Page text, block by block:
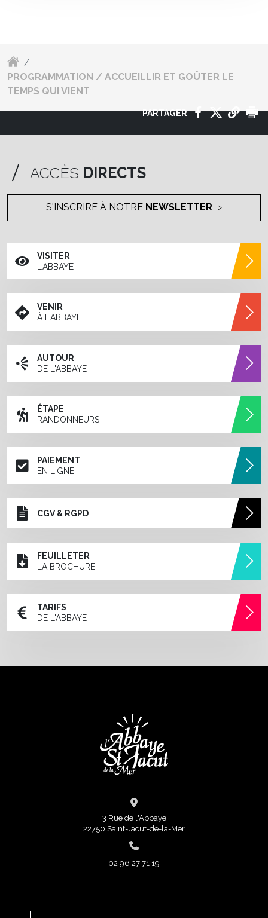
/
PROGRAMMATION / ACCUEILLIR ET GOÛTER LE
TEMPS QUI VIENT
PARTAGER
ACCÈS DIRECTS
S'INSCRIRE À NOTRE NEWSLETTER
VISITER
L'ABBAYE
VENIR
À L'ABBAYE
AUTOUR
DE L'ABBAYE
ÉTAPE
RANDONNEURS
PAIEMENT
EN LIGNE
CGV & RGPD
FEUILLETER
LA BROCHURE
TARIFS
DE L'ABBAYE
3 Rue de l'Abbaye
22750 Saint-Jacut-de-la-Mer
02 96 27 71 19